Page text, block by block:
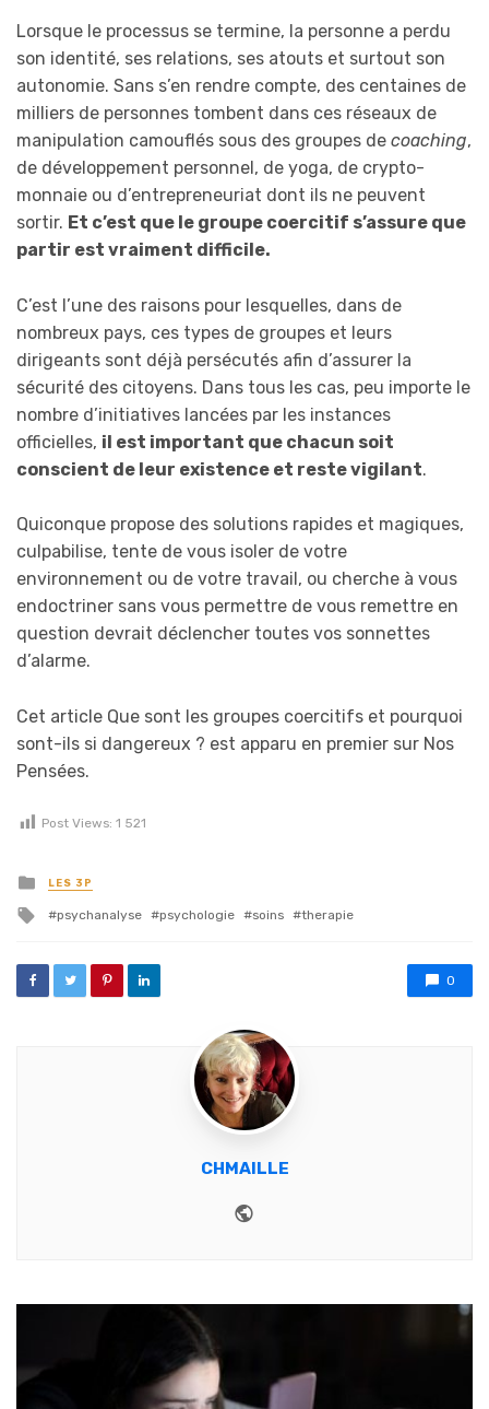
Lorsque le processus se termine, la personne a perdu
son identité, ses relations, ses atouts et surtout son
autonomie. Sans s’en rendre compte, des centaines de
milliers de personnes tombent dans ces réseaux de
manipulation camouflés sous des groupes de coaching,
de développement personnel, de yoga, de crypto-
monnaie ou d’entrepreneuriat dont ils ne peuvent
sortir. Et c’est que le groupe coercitif s’assure que
partir est vraiment difficile.
C’est l’une des raisons pour lesquelles, dans de
nombreux pays, ces types de groupes et leurs
dirigeants sont déjà persécutés afin d’assurer la
sécurité des citoyens. Dans tous les cas, peu importe le
nombre d’initiatives lancées par les instances
officielles, il est important que chacun soit
conscient de leur existence et reste vigilant.
Quiconque propose des solutions rapides et magiques,
culpabilise, tente de vous isoler de votre
environnement ou de votre travail, ou cherche à vous
endoctriner sans vous permettre de vous remettre en
question devrait déclencher toutes vos sonnettes
d’alarme.
Cet article Que sont les groupes coercitifs et pourquoi
sont-ils si dangereux ? est apparu en premier sur Nos
Pensées.
Post Views: 1 521
Posted in
LES 3P
Tagged with
psychanalyse psychologie soins therapie
0
CHMAILLE